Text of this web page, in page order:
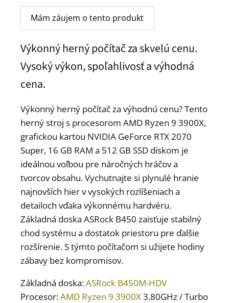
Mám záujem o tento produkt
Výkonný herný počítač za skvelú cenu.
Vysoký výkon, spoľahlivosť a výhodná
cena.
Výkonný herný počítač za výhodnú cenu? Tento
herný stroj s procesorom AMD Ryzen 9 3900X,
grafickou kartou NVIDIA GeForce RTX 2070
Super, 16 GB RAM a 512 GB SSD diskom je
ideálnou voľbou pre náročných hráčov a
tvorcov obsahu. Vychutnajte si plynulé hranie
najnovších hier v vysokých rozlíšeniach a
detailoch vďaka výkonnému hardvéru.
Základná doska ASRock B450 zaisťuje stabilný
chod systému a dostatok priestoru pre ďalšie
rozšírenie. S týmto počítačom si užijete hodiny
zábavy bez kompromisov.
Základná doska:ASRock B450M-HDV
Procesor:AMD Ryzen 9 3900X3.80GHz / Turbo